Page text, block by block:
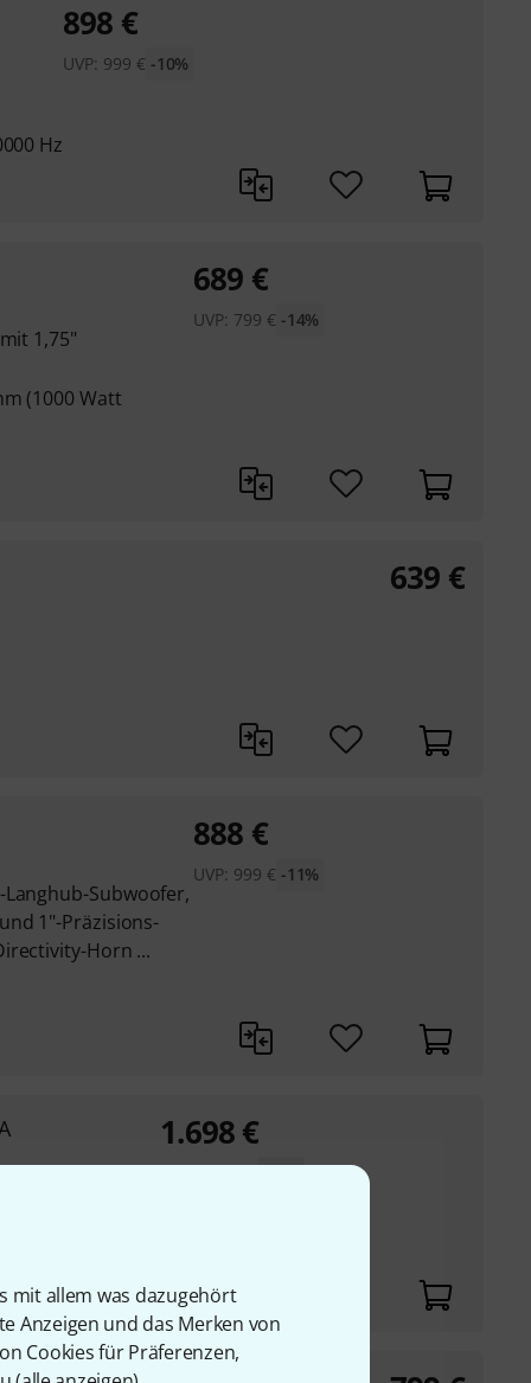
mit allem was dazugehört
Anzeigen und das Merken von
Cookies für Präferenzen,
Hz
898 €
UVP: 999 € -10%
1,75"
(1000 Watt
689 €
UVP: 799 € -14%
639 €
Subwoofer,
1"-Präzisions-
Horn ...
888 €
UVP: 999 € -11%
1.698€
UVP:1.999 € -15%